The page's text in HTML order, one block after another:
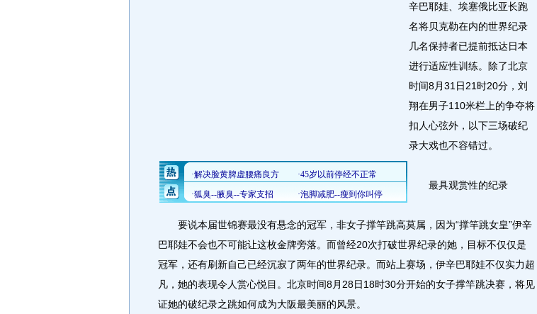
辛巴耶娃、埃塞俄比亚长跑
名将贝克勒在内的世界纪录
几名保持者已提前抵达日本
进行适应性训练。除了北京
时间8月31日21时20分，刘
翔在男子110米栏上的争夺将
扣人心弦外，以下三场破纪
录大戏也不容错过。
最具观赏性的纪录
要说本届世锦赛最没有悬念的冠军，非女子撑竿跳高莫属，因为“撑竿跳女皇”伊辛
巴耶娃不会也不可能让这枚金牌旁落。而曾经20次打破世界纪录的她，目标不仅仅是
冠军，还有刷新自己已经沉寂了两年的世界纪录。而站上赛场，伊辛巴耶娃不仅实力超
凡，她的表现令人赏心悦目。北京时间8月28日18时30分开始的女子撑竿跳决赛，将见
证她的破纪录之跳如何成为大阪最美丽的风景。